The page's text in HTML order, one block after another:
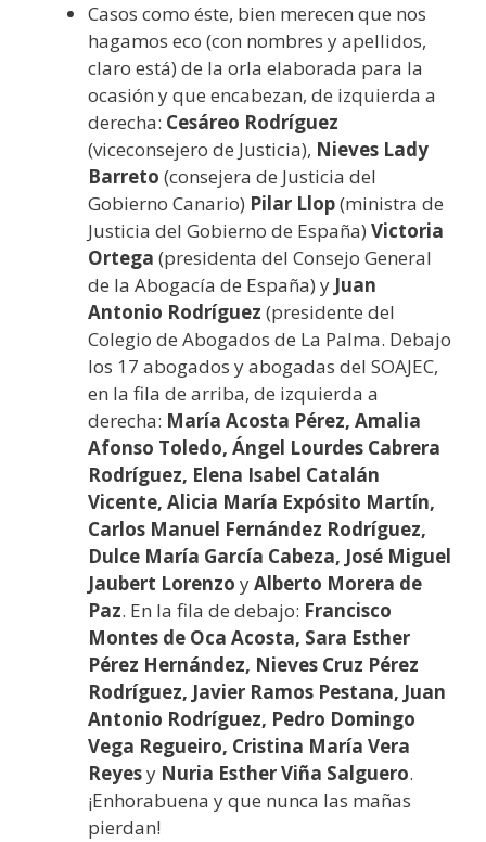
Casos como éste, bien merecen que nos
hagamos eco (con nombres y apellidos,
claro está) de la orla elaborada para la
ocasión y que encabezan, de izquierda a
derecha: Cesáreo Rodríguez
(viceconsejero de Justicia), Nieves Lady
Barreto (consejera de Justicia del
Gobierno Canario) Pilar Llop(ministra de
Justicia del Gobierno de España) Victoria
Ortega (presidenta del Consejo General
de la Abogacía de España) y Juan
Antonio Rodríguez (presidente del
Colegio de Abogados de La Palma. Debajo
los 17 abogados y abogadas del SOAJEC,
en la fila de arriba, de izquierda a
derecha: María Acosta Pérez, Amalia
Afonso Toledo, Ángel Lourdes Cabrera
Rodríguez, Elena Isabel Catalán
Vicente, Alicia María Expósito Martín,
Carlos Manuel Fernández Rodríguez,
Dulce María García Cabeza, José Miguel
Jaubert Lorenzo yAlberto Morera de
Paz. En la fila de debajo: Francisco
Montes de Oca Acosta, Sara Esther
Pérez Hernández, Nieves Cruz Pérez
Rodríguez, Javier Ramos Pestana, Juan
Antonio Rodríguez, Pedro Domingo
Vega Regueiro, Cristina María Vera
Reyesy Nuria Esther Viña Salguero.
¡Enhorabuena y que nunca las mañas
pierdan!